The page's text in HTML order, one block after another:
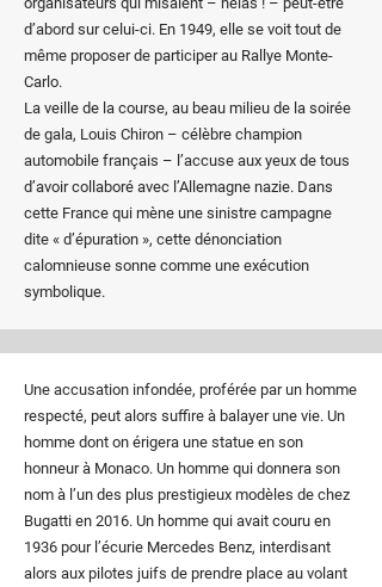
d’abord sur celui-ci. En 1949, elle se voit tout de
même proposer de participer au Rallye Monte-
Carlo.
La veille de la course, au beau milieu de la soirée
de gala, Louis Chiron – célèbre champion
automobile français – l’accuse aux yeux de tous
d’avoir collaboré avec l’Allemagne nazie. Dans
cette France qui mène une sinistre campagne
dite « d’épuration », cette dénonciation
calomnieuse sonne comme une exécution
symbolique.
Une accusation infondée, proférée par un homme
respecté, peut alors suffire à balayer une vie. Un
homme dont on érigera une statue en son
honneur à Monaco. Un homme qui donnera son
nom à l’un des plus prestigieux modèles de chez
Bugatti en 2016. Un homme qui avait couru en
1936 pour l’écurie Mercedes Benz, interdisant
alors aux pilotes juifs de prendre place au volant